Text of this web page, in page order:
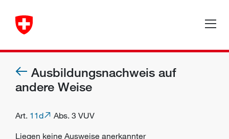
Ausbildungsnachweis auf
andere Weise
Art. 11d
Abs. 3 VUV
Liegen keine Ausweise anerkannter